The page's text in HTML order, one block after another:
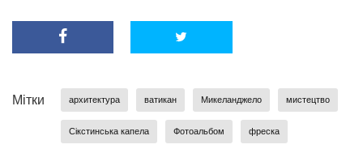
Мітки архитектура ватикан Микеланджело мистецтво
Сікстинська капела Фотоальбом фреска